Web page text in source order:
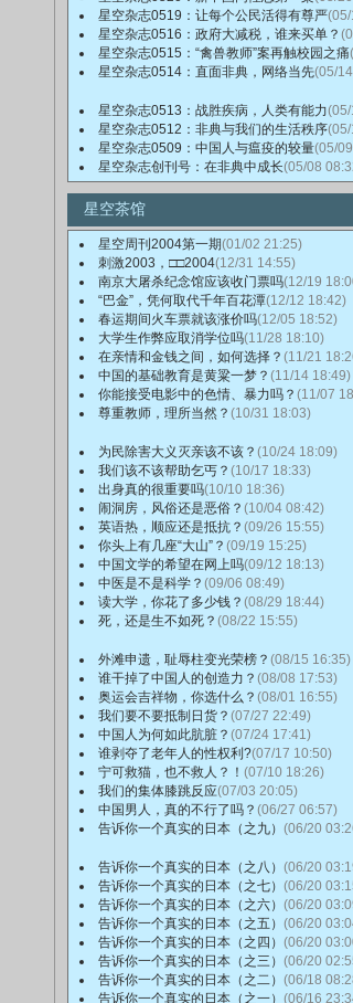
星空杂志0519：让每个公民活得有尊严(05/
星空杂志0516：政府大减税，谁来买单？
星空杂志0515：“禽兽教师”案再触校园之痛
星空杂志0514：直面非典，网络当先(05/
星空杂志0513：战胜疾病，人类有能力
星空杂志0512：非典与我们的生活秩序(05/
星空杂志0509：中国人与瘟疫的较量(05/
星空杂志创刊号：在非典中成长(05/08
星空茶馆
星空周刊2004第一期(01/02 21:25)
刺激2003，□□2004(12/31 14:55)
南京大屠杀纪念馆应该收门票吗(12/19
“巴金”，凭何取代千年百花潭(12/12 18:42)
春运期间火车票就该涨价吗(12/05 18:52)
大学生作弊应取消学位吗(11/28 18:10)
在亲情和金钱之间，如何选择？ (11/21
中国的基础教育是黄粱一梦？ (11/14 18:49)
你能接受电影中的色情、暴力吗？ (11/07
尊重教师，理所当然？ (10/31 18:03)
为民除害大义灭亲该不该？ (10/24 18:09)
我们该不该帮助乞丐？ (10/17 18:33)
出身真的很重要吗(10/10 18:36)
闹洞房，风俗还是恶俗？ (10/04 08:42)
英语热，顺应还是抵抗？ (09/26 15:55)
你头上有几座“大山”？ (09/19 15:25)
中国文学的希望在网上吗(09/12 18:13)
中医是不是科学？ (09/06 08:49)
读大学，你花了多少钱？ (08/29 18:44)
死，还是生不如死？ (08/22 15:55)
外滩申遗，耻辱柱变光荣榜？ (08/15 16:35)
谁干掉了中国人的创造力？ (08/08 17:53)
奥运会吉祥物，你选什么？ (08/01 16:55)
我们要不要抵制日货？ (07/27 22:49)
中国人为何如此肮脏？ (07/24 17:41)
谁剥夺了老年人的性权利?(07/17 10:50)
宁可救猫，也不救人？！ (07/10 18:26)
我们的集体膝跳反应(07/03 20:05)
中国男人，真的不行了吗？ (06/27 06:57)
告诉你一个真实的日本（之九） (06/20
告诉你一个真实的日本（之八） (06/20
告诉你一个真实的日本（之七） (06/20
告诉你一个真实的日本（之六） (06/20
告诉你一个真实的日本（之五） (06/20
告诉你一个真实的日本（之四） (06/20
告诉你一个真实的日本（之三） (06/20
告诉你一个真实的日本（之二） (06/18
告诉你一个真实的日本（之一） (06/16